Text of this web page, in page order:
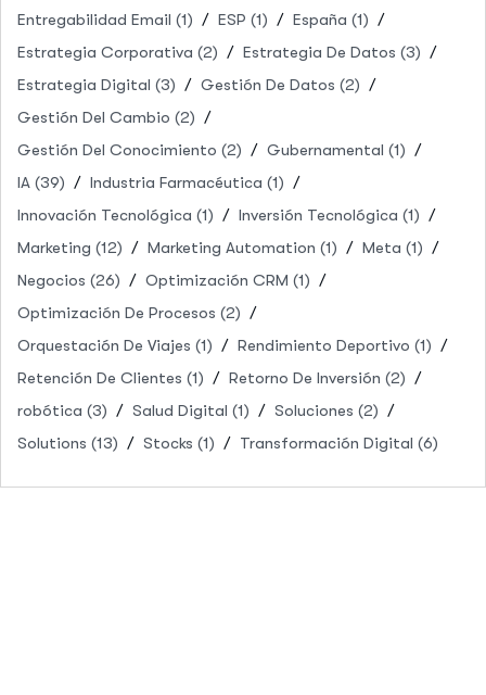
Entregabilidad Email (1) ESP (1) España (1)
Estrategia Corporativa (2) Estrategia De Datos (3)
Estrategia Digital (3) Gestión De Datos (2)
Gestión Del Cambio (2)
Gestión Del Conocimiento (2) Gubernamental (1)
IA (39) Industria Farmacéutica (1)
Innovación Tecnológica (1) Inversión Tecnológica (1)
Marketing (12) Marketing Automation (1) Meta (1)
Negocios (26) Optimización CRM (1)
Optimización De Procesos (2)
Orquestación De Viajes (1) Rendimiento Deportivo (1)
Retención De Clientes (1) Retorno De Inversión (2)
robótica (3) Salud Digital (1) Soluciones (2)
Solutions (13) Stocks (1) Transformación Digital (6)